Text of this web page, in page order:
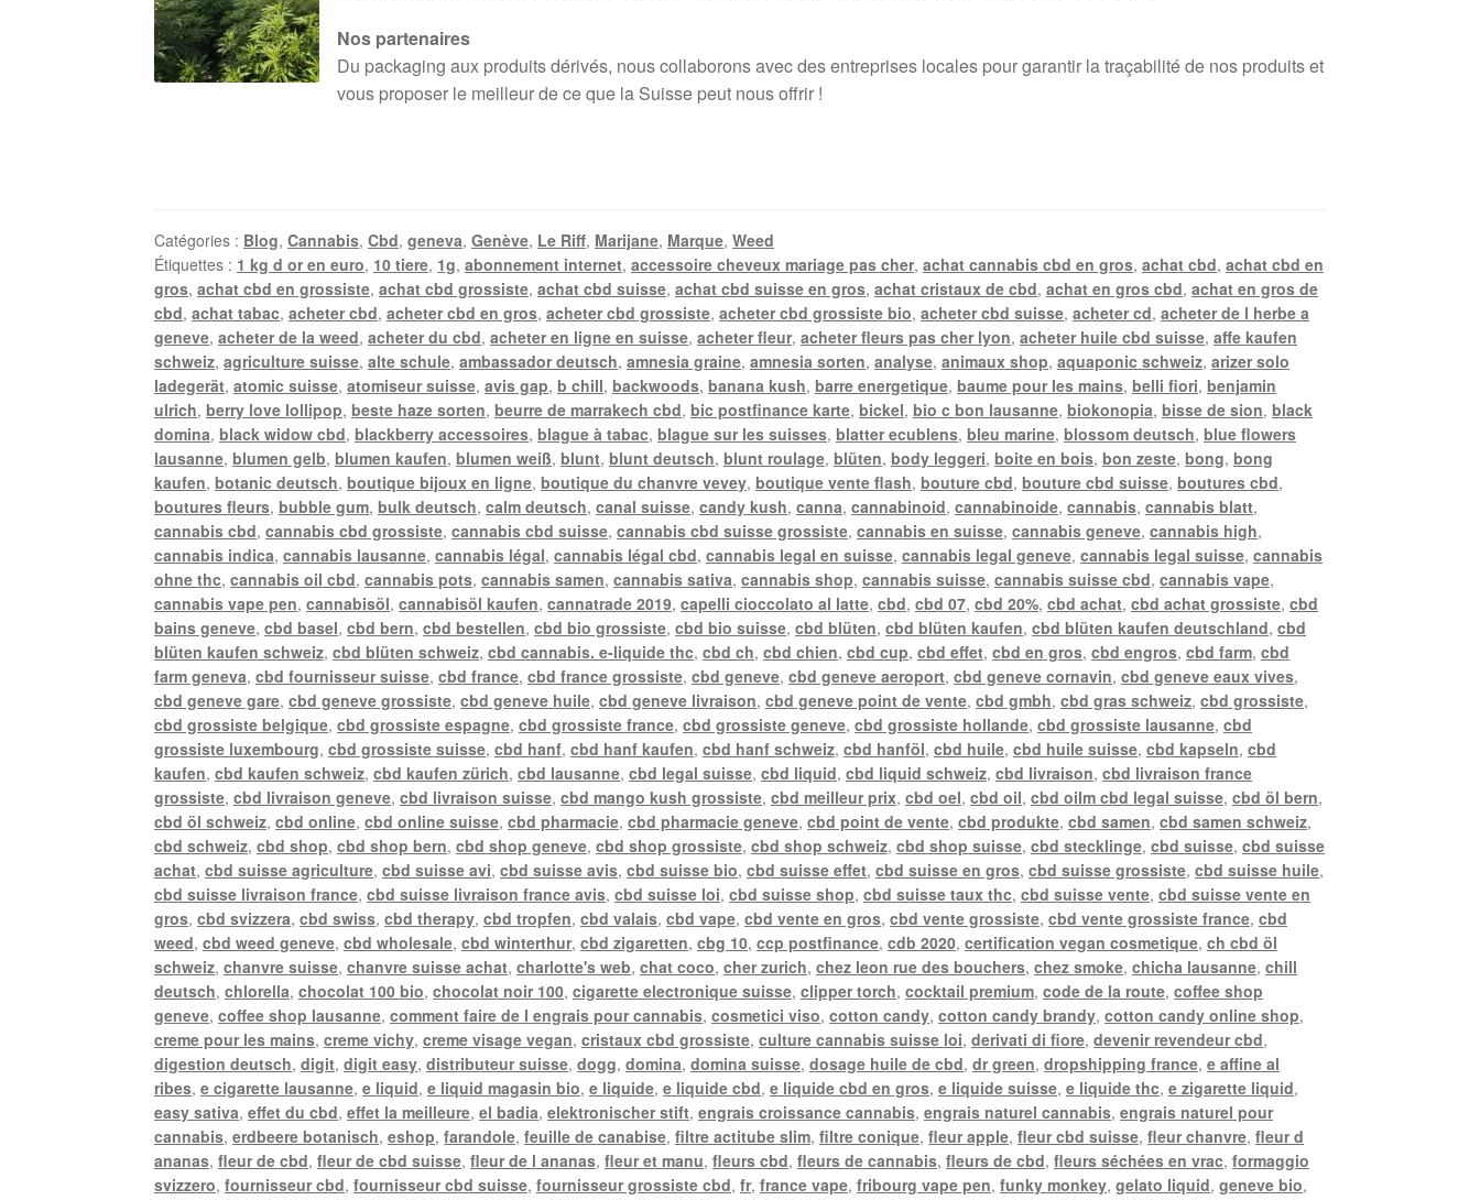
Nos partenaires
Du packaging aux produits dérivés, nous collaborons avec des entreprises locales pour garantir la traçabilité de nos produits et
vous proposer le meilleur de ce que la Suisse peut nous offrir !
Catégories : Blog,Cannabis,Cbd,geneva,Genève, Le Riff, Marijane, Marque,Weed
Étiquettes : 1 kg d or en euro, 10 tiere, 1g,abonnement internet,accessoire cheveux mariage pas cher,achat cannabis cbd en gros,achat cbd,achat cbd en
gros,achat cbd en grossiste,achat cbd grossiste,achat cbd suisse,achat cbd suisse en gros,achat cristaux de cbd,achat en gros cbd,achat en gros de
cbd,achat tabac,acheter cbd,acheter cbd en gros,acheter cbd grossiste,acheter cbd grossiste bio,acheter cbd suisse,acheter cd,acheter de l herbe a
geneve,acheter de la weed,acheter du cbd,acheter en ligne en suisse,acheter fleur,acheter fleurs pas cher lyon,acheter huile cbd suisse,affe kaufen
schweiz,agriculture suisse,alte schule,ambassador deutsch,amnesia graine,amnesia sorten,analyse,animaux shop,aquaponic schweiz,arizer solo
ladegerät,atomic suisse,atomiseur suisse,avis gap,b chill,backwoods,banana kush,barre energetique,baume pour les mains,belli fiori,benjamin
ulrich,berry love lollipop,beste haze sorten,beurre de marrakech cbd,bic postfinance karte,bickel,bio c bon lausanne,biokonopia,bisse de sion,black
domina,black widow cbd,blackberry accessoires,blague à tabac,blague sur les suisses,blatter ecublens,bleu marine,blossom deutsch,blue flowers
lausanne,blumen gelb,blumen kaufen,blumen weiß,blunt,blunt deutsch,blunt roulage,blüten,body leggeri,boite en bois,bon zeste,bong,bong
kaufen,botanic deutsch,boutique bijoux en ligne,boutique du chanvre vevey,boutique vente flash,bouture cbd,bouture cbd suisse,boutures cbd,
boutures fleurs,bubble gum,bulk deutsch,calm deutsch,canal suisse,candy kush,canna,cannabinoid,cannabinoide,cannabis,cannabis blatt,
cannabis cbd,cannabis cbd grossiste,cannabis cbd suisse,cannabis cbd suisse grossiste,cannabis en suisse,cannabis geneve,cannabis high,
cannabis indica,cannabis lausanne,cannabis légal,cannabis légal cbd,cannabis legal en suisse,cannabis legal geneve,cannabis legal suisse,cannabis
ohne thc,cannabis oil cbd,cannabis pots,cannabis samen,cannabis sativa,cannabis shop,cannabis suisse,cannabis suisse cbd,cannabis vape,
cannabis vape pen,cannabisöl,cannabisöl kaufen,cannatrade 2019,capelli cioccolato al latte,cbd,cbd 07,cbd 20%,cbd achat,cbd achat grossiste,cbd
bains geneve,cbd basel,cbd bern,cbd bestellen,cbd bio grossiste,cbd bio suisse,cbd blüten,cbd blüten kaufen,cbd blüten kaufen deutschland,cbd
blüten kaufen schweiz,cbd blüten schweiz,cbd cannabis. e-liquide thc,cbd ch,cbd chien,cbd cup,cbd effet,cbd en gros,cbd engros,cbd farm,cbd
farm geneva,cbd fournisseur suisse,cbd france,cbd france grossiste,cbd geneve,cbd geneve aeroport,cbd geneve cornavin,cbd geneve eaux vives,
cbd geneve gare,cbd geneve grossiste,cbd geneve huile,cbd geneve livraison,cbd geneve point de vente,cbd gmbh,cbd gras schweiz,cbd grossiste,
cbd grossiste belgique,cbd grossiste espagne,cbd grossiste france,cbd grossiste geneve,cbd grossiste hollande,cbd grossiste lausanne,cbd
grossiste luxembourg,cbd grossiste suisse,cbd hanf,cbd hanf kaufen,cbd hanf schweiz,cbd hanföl,cbd huile,cbd huile suisse,cbd kapseln,cbd
kaufen,cbd kaufen schweiz,cbd kaufen zürich,cbd lausanne,cbd legal suisse,cbd liquid,cbd liquid schweiz,cbd livraison,cbd livraison france
grossiste,cbd livraison geneve,cbd livraison suisse,cbd mango kush grossiste,cbd meilleur prix,cbd oel,cbd oil,cbd oilm cbd legal suisse,cbd öl bern,
cbd öl schweiz,cbd online,cbd online suisse,cbd pharmacie,cbd pharmacie geneve,cbd point de vente,cbd produkte,cbd samen,cbd samen schweiz,
cbd schweiz,cbd shop,cbd shop bern,cbd shop geneve,cbd shop grossiste,cbd shop schweiz,cbd shop suisse,cbd stecklinge,cbd suisse,cbd suisse
achat,cbd suisse agriculture,cbd suisse avi,cbd suisse avis,cbd suisse bio,cbd suisse effet,cbd suisse en gros,cbd suisse grossiste,cbd suisse huile,
cbd suisse livraison france,cbd suisse livraison france avis,cbd suisse loi,cbd suisse shop,cbd suisse taux thc,cbd suisse vente,cbd suisse vente en
gros,cbd svizzera,cbd swiss,cbd therapy,cbd tropfen,cbd valais,cbd vape,cbd vente en gros,cbd vente grossiste,cbd vente grossiste france,cbd
weed,cbd weed geneve,cbd wholesale,cbd winterthur,cbd zigaretten,cbg 10,ccp postfinance,cdb 2020,certification vegan cosmetique,ch cbd öl
schweiz,chanvre suisse,chanvre suisse achat,charlotte's web,chat coco,cher zurich,chez leon rue des bouchers,chez smoke,chicha lausanne,chill
deutsch,chlorella,chocolat 100 bio,chocolat noir 100,cigarette electronique suisse,clipper torch,cocktail premium,code de la route,coffee shop
geneve,coffee shop lausanne,comment faire de l engrais pour cannabis,cosmetici viso,cotton candy,cotton candy brandy,cotton candy online shop,
creme pour les mains,creme vichy,creme visage vegan,cristaux cbd grossiste,culture cannabis suisse loi,derivati di fiore,devenir revendeur cbd,
digestion deutsch,digit,digit easy,distributeur suisse,dogg,domina,domina suisse,dosage huile de cbd,dr green,dropshipping france,e affine al
ribes,e cigarette lausanne,e liquid,e liquid magasin bio,e liquide,e liquide cbd,e liquide cbd en gros,e liquide suisse,e liquide thc,e zigarette liquid,
easy sativa,effet du cbd,effet la meilleure,el badia,elektronischer stift,engrais croissance cannabis,engrais naturel cannabis,engrais naturel pour
cannabis,erdbeere botanisch,eshop,farandole,feuille de canabise,filtre actitube slim,filtre conique,fleur apple,fleur cbd suisse,fleur chanvre,fleur d
ananas,fleur de cbd,fleur de cbd suisse,fleur de l ananas,fleur et manu,fleurs cbd,fleurs de cannabis,fleurs de cbd,fleurs séchées en vrac,formaggio
svizzero,fournisseur cbd,fournisseur cbd suisse,fournisseur grossiste cbd,fr,france vape,fribourg vape pen,funky monkey,gelato liquid,geneve bio,